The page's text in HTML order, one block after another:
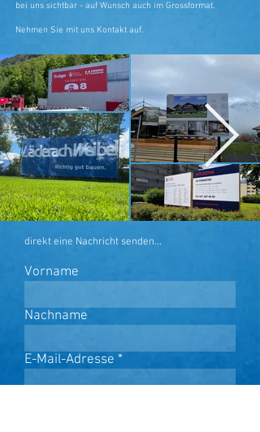
bei uns sichtbar - auf Wunsch auch im Grossformat.
Nehmen Sie mit uns Kontakt auf.
direkt eine Nachricht senden...
Vorname
Nachname
E-Mail-Adresse